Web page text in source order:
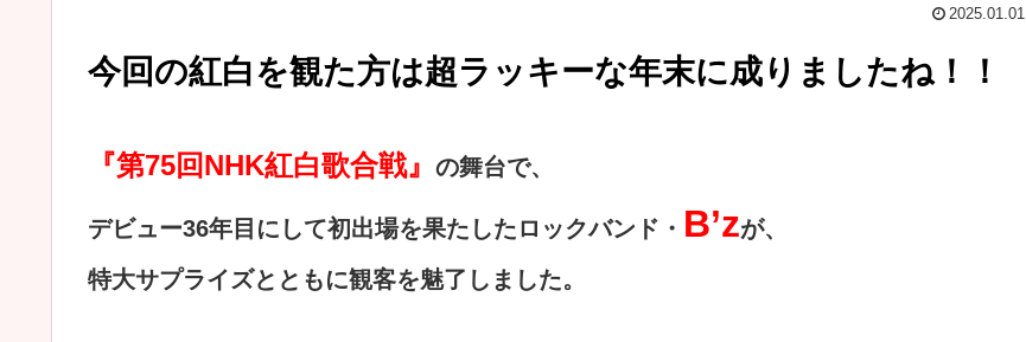
2025.01.01
今回の紅白を観た方は超ラッキーな年末に成りましたね！！
『第75回NHK紅白歌合戦』 の舞台で、
デビュー36年目にして初出場を果たしたロックバンド・ B’zが、
特大サプライズとともに観客を魅了しました。